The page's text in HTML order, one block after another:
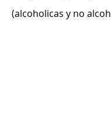
(alcoholicas y no